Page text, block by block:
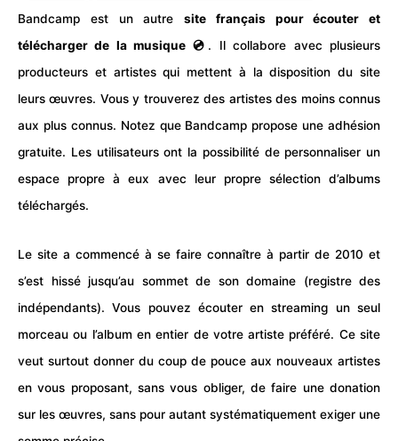
Bandcamp est un autre site français pour écouter et
télécharger de la musique 💿 . Il collabore avec plusieurs
producteurs et artistes qui mettent à la disposition du site
leurs œuvres. Vous y trouverez des artistes des moins connus
aux plus connus. Notez que Bandcamp propose une adhésion
gratuite. Les utilisateurs ont la possibilité de personnaliser un
espace propre à eux avec leur propre sélection d’albums
téléchargés.
Le site a commencé à se faire connaître à partir de 2010 et
s’est hissé jusqu’au sommet de son domaine (registre des
indépendants). Vous pouvez écouter en streaming un seul
morceau ou l’album en entier de votre artiste préféré. Ce site
veut surtout donner du coup de pouce aux nouveaux artistes
en vous proposant, sans vous obliger, de faire une donation
sur les œuvres, sans pour autant systématiquement exiger une